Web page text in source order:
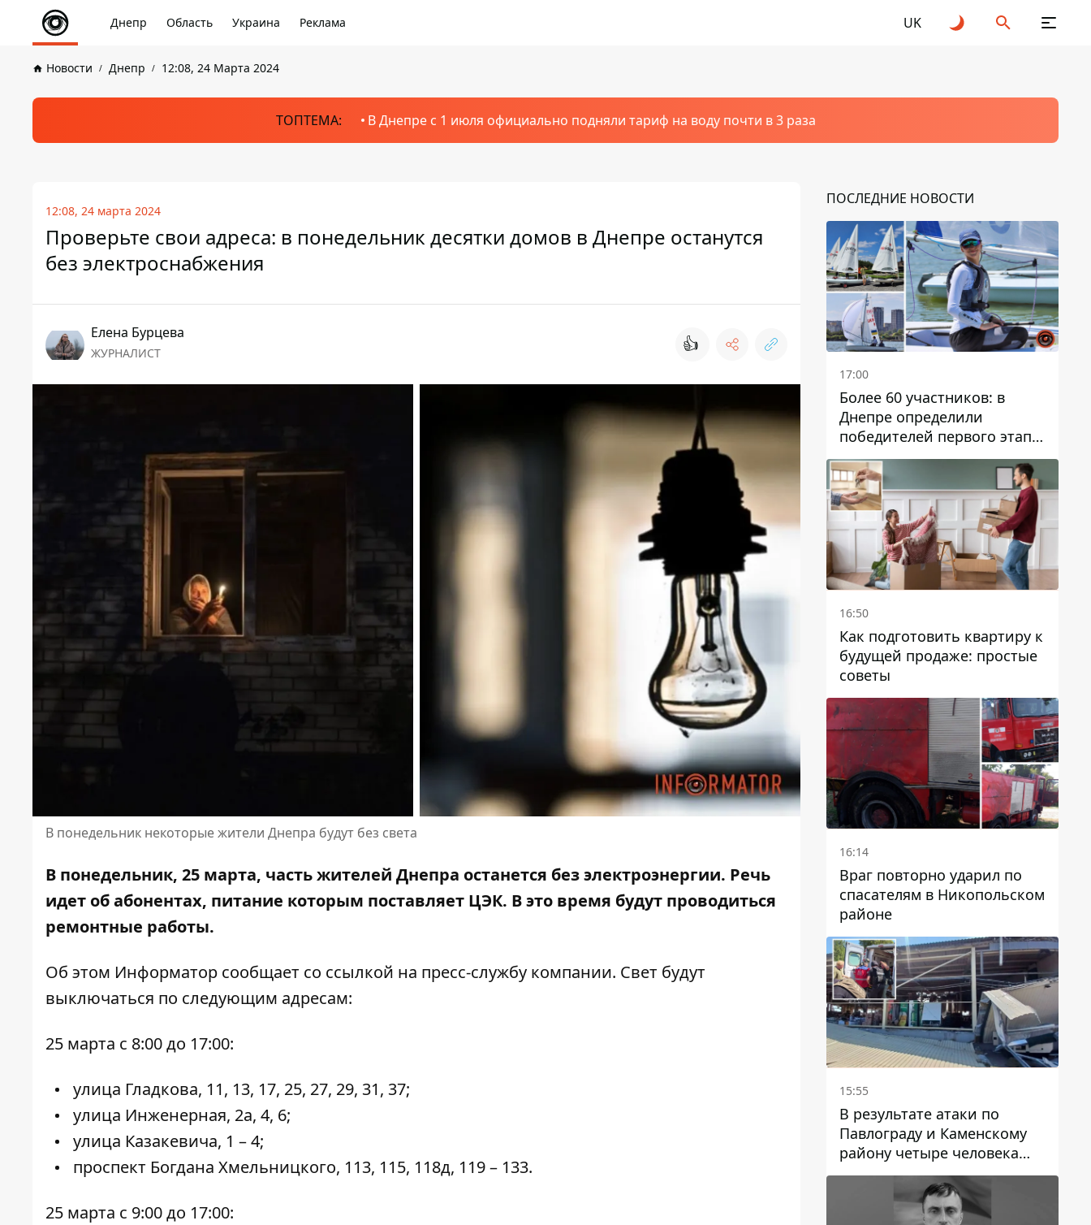
Днепр Область Украина Реклама UK
Новости Днепр 12:08, 24 Марта 2024
ТОПТЕМА: В Днепре с 1 июля официально подняли тариф на воду почти в 3 раза
12:08, 24 марта 2024
Проверьте свои адреса: в понедельник десятки домов в Днепре останутся
без электроснабжения
Елена Бурцева
ЖУРНАЛИСТ 👍
В понедельник некоторые жители Днепра будут без света
В понедельник, 25 марта, часть жителей Днепра останется без электроэнергии. Речь
идет об абонентах, питание которым поставляет ЦЭК. В это время будут проводиться
ремонтные работы.
Об этом Информатор сообщает со ссылкой на пресс-службу компании. Свет будут
выключаться по следующим адресам:
25 марта с 8:00 до 17:00:
улица Гладкова, 11, 13, 17, 25, 27, 29, 31, 37;
улица Инженерная, 2а, 4, 6;
улица Казакевича, 1 – 4;
проспект Богдана Хмельницкого, 113, 115, 118д, 119 – 133.
25 марта с 9:00 до 17:00:
ПОСЛЕДНИЕ НОВОСТИ
17:00
Более 60 участников: в
Днепре определили
победителей первого этапа
Кубка Украины по
парусному спорту
16:50
Как подготовить квартиру к
будущей продаже: простые
советы
16:14
Враг повторно ударил по
спасателям в Никопольском
районе
15:55
В результате атаки по
Павлограду и Каменскому
району четыре человека
погибли, семеро получили
ранения